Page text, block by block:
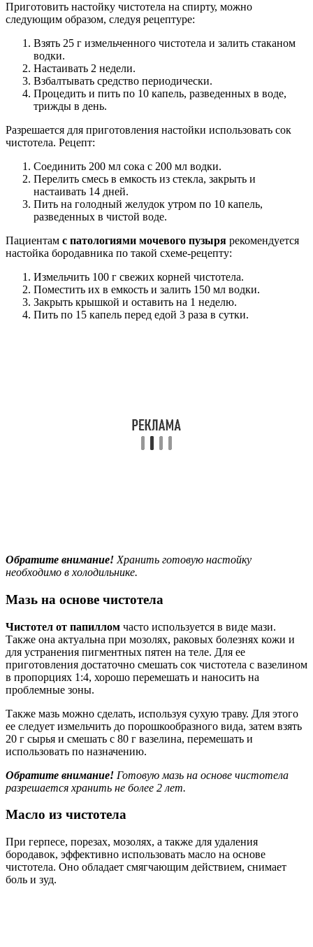
Приготовить настойку чистотела на спирту, можно
следующим образом, следуя рецептуре:
Взять 25 г измельченного чистотела и залить стаканом
водки.
Настаивать 2 недели.
Взбалтывать средство периодически.
Процедить и пить по 10 капель, разведенных в воде,
трижды в день.
Разрешается для приготовления настойки использовать сок
чистотела. Рецепт:
Соединить 200 мл сока с 200 мл водки.
Перелить смесь в емкость из стекла, закрыть и
настаивать 14 дней.
Пить на голодный желудок утром по 10 капель,
разведенных в чистой воде.
Пациентам с патологиями мочевого пузыря рекомендуется
настойка бородавника по такой схеме-рецепту:
Измельчить 100 г свежих корней чистотела.
Поместить их в емкость и залить 150 мл водки.
Закрыть крышкой и оставить на 1 неделю.
Пить по 15 капель перед едой 3 раза в сутки.
Обратите внимание! Хранить готовую настойку
необходимо в холодильнике.
Мазь на основе чистотела
Чистотел от папиллом часто используется в виде мази.
Также она актуальна при мозолях, раковых болезнях кожи и
для устранения пигментных пятен на теле. Для ее
приготовления достаточно смешать сок чистотела с вазелином
в пропорциях 1:4, хорошо перемешать и наносить на
проблемные зоны.
Также мазь можно сделать, используя сухую траву. Для этого
ее следует измельчить до порошкообразного вида, затем взять
20 г сырья и смешать с 80 г вазелина, перемешать и
использовать по назначению.
Обратите внимание! Готовую мазь на основе чистотела
разрешается хранить не более 2 лет.
Масло из чистотела
При герпесе, порезах, мозолях, а также для удаления
бородавок, эффективно использовать масло на основе
чистотела. Оно обладает смягчающим действием, снимает
боль и зуд.